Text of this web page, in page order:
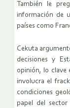
También le
información de
países como
Cekuta
decisiones y
opinión, lo clave
involucra el
condiciones
papel del